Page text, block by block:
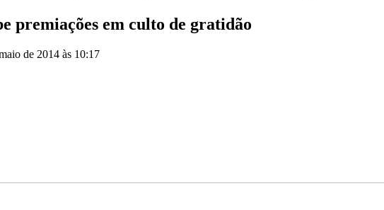
premiações em culto de gratidão
de 2014 às 10:17